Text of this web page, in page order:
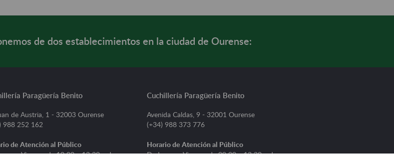
de dos establecimientos en la ciudad de Ourense:
Paragüería Benito
de Austria, 1 - 32003 Ourense
988 252 162
de Atención al Público
a Viernes, de 10:00 a 13:30 y de
Cuchillería Paragüería Benito
Avenida Caldas, 9 - 32001 Ourense
(+34) 988 373 776
Horario de Atención al Público
De Lunes a Viernes, de 09:00 a 13:30 y de